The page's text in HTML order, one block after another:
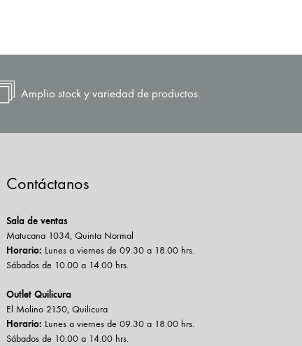
Amplio stock y variedad de productos.
Contáctanos
Sala de ventas
Matucana 1034, Quinta Normal
Horario: Lunes a viernes de 09.30 a 18.00 hrs.
Sábados de 10.00 a 14.00 hrs.
Outlet Quilicura
El Molino 2150, Quilicura
Horario: Lunes a viernes de 09.30 a 18.00 hrs.
Sábados de 10.00 a 14.00 hrs.